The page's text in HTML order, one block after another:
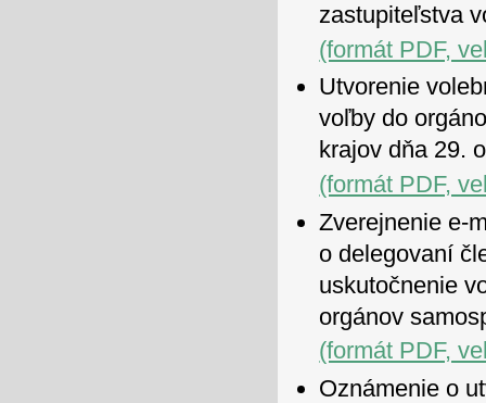
zastupiteľstva
(formát PDF,
Utvorenie
voľby do
krajov dňa 29.
(formát PDF,
Zverejnenie e-
o delegovaní
uskutočnenie
orgánov
(formát PDF,
Oznámenie o